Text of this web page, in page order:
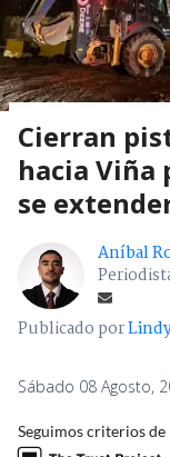
Cierran
hacia Viña
se
Aníbal
Publicado por
Sábado 08 Agosto,
Seguimos criterios de